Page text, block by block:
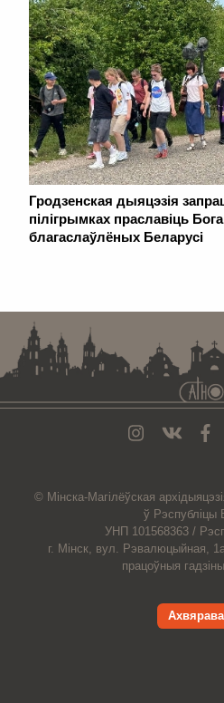
Гродзенская дыяцэзія
пілігрымках праславіць
благаслаўлёных Беларусі
© Мiнска-Магiлёўская
ў Рэспубліцы
УНП 101568363 /
г. Мінск, вул. Рэвалюцыйная,
працоўныя